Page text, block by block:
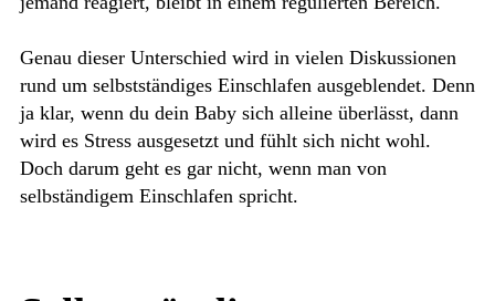
Genau dieser Unterschied wird in vielen Diskussionen
rund um selbstständiges Einschlafen ausgeblendet. Denn
ja klar, wenn du dein Baby sich alleine überlässt, dann
wird es Stress ausgesetzt und fühlt sich nicht wohl.
Doch darum geht es gar nicht, wenn man von
selbständigem Einschlafen spricht.